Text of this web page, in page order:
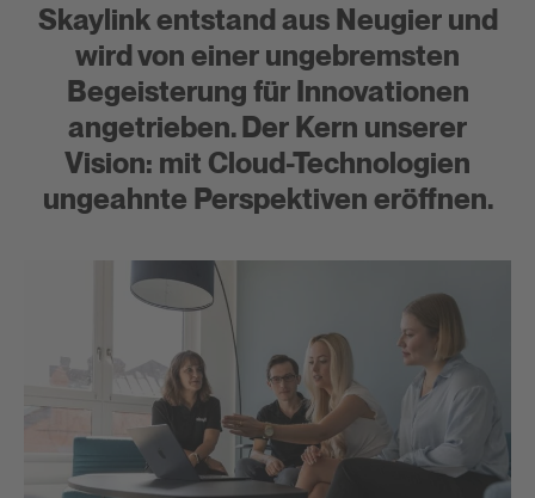
Skaylink entstand aus Neugier und
wird von einer ungebremsten
Begeisterung für Innovationen
angetrieben. Der Kern unserer
Vision: mit Cloud-Technologien
ungeahnte Perspektiven eröffnen.